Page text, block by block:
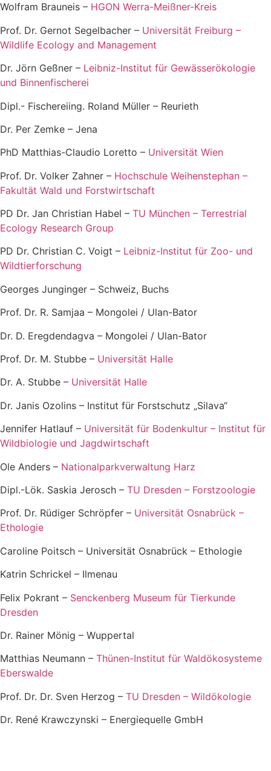
Wolfram Brauneis – HGON Werra-Meißner-Kreis
Prof. Dr. Gernot Segelbacher – Universität Freiburg –
Wildlife Ecology and Management
Dr. Jörn Geßner – Leibniz-Institut für Gewässerökologie
und Binnenfischerei
Dipl.- Fischereiing. Roland Müller – Reurieth
Dr. Per Zemke – Jena
PhD Matthias-Claudio Loretto – Universität Wien
Prof. Dr. Volker Zahner – Hochschule Weihenstephan –
Fakultät Wald und Forstwirtschaft
PD Dr. Jan Christian Habel – TU München – Terrestrial
Ecology Research Group
PD Dr. Christian C. Voigt – Leibniz-Institut für Zoo- und
Wildtierforschung
Georges Junginger – Schweiz, Buchs
Prof. Dr. R. Samjaa – Mongolei / Ulan-Bator
Dr. D. Eregdendagva – Mongolei / Ulan-Bator
Prof. Dr. M. Stubbe – Universität Halle
Dr. A. Stubbe – Universität Halle
Dr. Janis Ozolins – Institut für Forstschutz „Silava“
Jennifer Hatlauf – Universität für Bodenkultur – Institut für
Wildbiologie und Jagdwirtschaft
Ole Anders – Nationalparkverwaltung Harz
Dipl.-Lök. Saskia Jerosch – TU Dresden – Forstzoologie
Prof. Dr. Rüdiger Schröpfer – Universität Osnabrück –
Ethologie
Caroline Poitsch – Universität Osnabrück – Ethologie
Katrin Schrickel – Ilmenau
Felix Pokrant – Senckenberg Museum für Tierkunde
Dresden
Dr. Rainer Mönig – Wuppertal
Matthias Neumann – Thünen-Institut für Waldökosysteme
Eberswalde
Prof. Dr. Dr. Sven Herzog – TU Dresden – Wildökologie
Dr. René Krawczynski – Energiequelle GmbH